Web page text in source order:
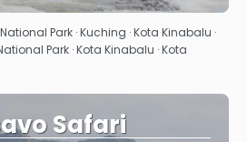
MegnézemPark · Kuching · Kota Kinabalu ·
Park · Kota Kinabalu · Kota
Safari